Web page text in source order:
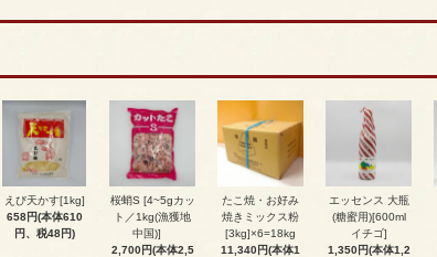
えび天かす[1kg]
658円(本体610
円、税48円)
桜蛸S [4~5gカッ
ト／1kg(漁獲地
中国)]
2,700円(本体2,5
たこ焼・お好み
焼きミックス粉
[3kg]×6=18kg
11,340円(本体1
エッセンス 大瓶
(糖蜜用)[600ml
イチゴ]
1,350円(本体1,2